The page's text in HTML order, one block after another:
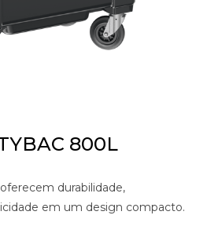
800L
durabilidade,
em um design compacto.